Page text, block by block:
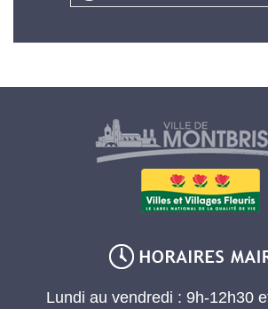
Lundi au vendredi : 9h-12h30